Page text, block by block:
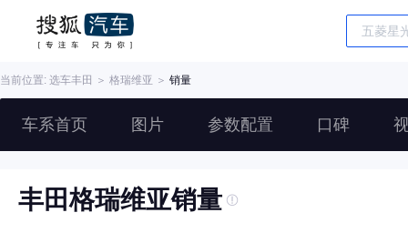
当前位置: 选车丰田 ＞ 格瑞维亚 ＞ 销量
车系首页 图片 参数配置 口碑
丰田格瑞维亚销量